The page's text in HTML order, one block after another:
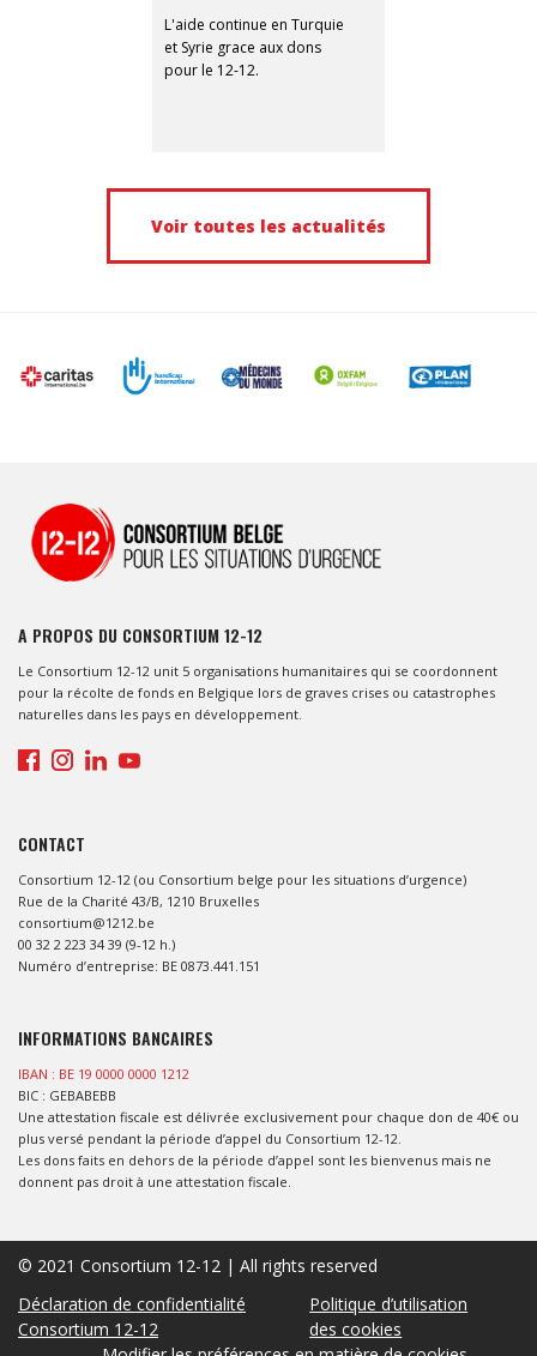
L'aide continue en Turquie
et Syrie grace aux dons
pour le 12-12.
Voir toutes les actualités
A PROPOS DU CONSORTIUM 12-12
Le Consortium 12-12 unit 5 organisations humanitaires qui se coordonnent
pour la récolte de fonds en Belgique lors de graves crises ou catastrophes
naturelles dans les pays en développement.
CONTACT
Consortium 12-12 (ou Consortium belge pour les situations d’urgence)
Rue de la Charité 43/B, 1210 Bruxelles
consortium@1212.be
00 32 2 223 34 39 (9-12 h.)
Numéro d’entreprise: BE 0873.441.151
INFORMATIONS BANCAIRES
IBAN : BE 19 0000 0000 1212
BIC : GEBABEBB
Une attestation fiscale est délivrée exclusivement pour chaque don de 40€ ou
plus versé pendant la période d’appel du Consortium 12-12.
Les dons faits en dehors de la période d’appel sont les bienvenus mais ne
donnent pas droit à une attestation fiscale.
© 2021 Consortium 12-12 | All rights reserved
Déclaration de confidentialité
Consortium 12-12
Politique d’utilisation
des cookies